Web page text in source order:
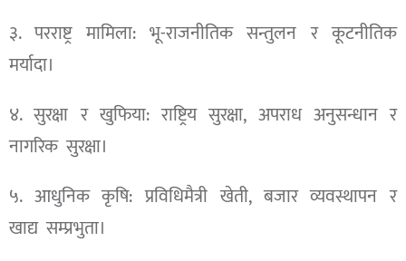
३. परराष्ट्र मामिला: भू-राजनीतिक सन्तुलन र कूटनीतिक
मर्यादा।
४. सुरक्षा र खुफिया: राष्ट्रिय सुरक्षा, अपराध अनुसन्धान र
नागरिक सुरक्षा।
५. आधुनिक कृषि: प्रविधिमैत्री खेती, बजार व्यवस्थापन र
खाद्य सम्प्रभुता।